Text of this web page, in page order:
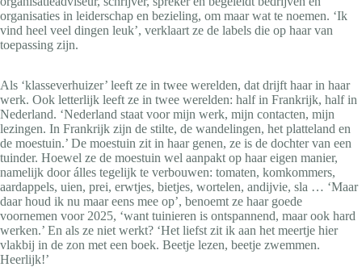
organisaties in leiderschap en bezieling, om maar wat te noemen. ‘Ik
vind heel veel dingen leuk’, verklaart ze de labels die op haar van
toepassing zijn.
Als ‘klasseverhuizer’ leeft ze in twee werelden, dat drijft haar in haar
werk. Ook letterlijk leeft ze in twee werelden: half in Frankrijk, half in
Nederland. ‘Nederland staat voor mijn werk, mijn contacten, mijn
lezingen. In Frankrijk zijn de stilte, de wandelingen, het platteland en
de moestuin.’ De moestuin zit in haar genen, ze is de dochter van een
tuinder. Hoewel ze de moestuin wel aanpakt op haar eigen manier,
namelijk door álles tegelijk te verbouwen: tomaten, komkommers,
aardappels, uien, prei, erwtjes, bietjes, wortelen, andijvie, sla … ‘Maar
daar houd ik nu maar eens mee op’, benoemt ze haar goede
voornemen voor 2025, ‘want tuinieren is ontspannend, maar ook hard
werken.’ En als ze niet werkt? ‘Het liefst zit ik aan het meertje hier
vlakbij in de zon met een boek. Beetje lezen, beetje zwemmen.
Heerlijk!’